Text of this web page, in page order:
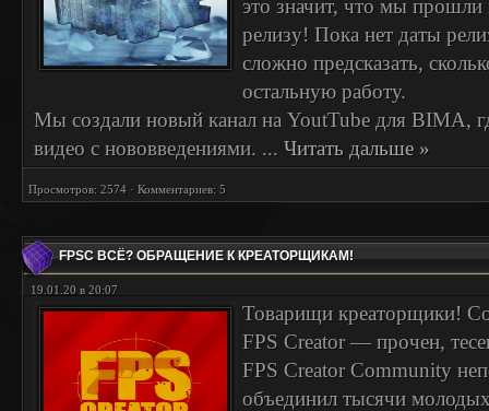
это значит, что мы
релизу! Пока нет даты
сложно предсказать,
остальную работу.
Мы создали новый канал на YoutTube для BIMA,
видео с нововведениями. ... Читать дальше »
Просмотров: 2574 · Комментариев: 5
FPSC ВСЁ? ОБРАЩЕНИЕ К КРЕАТОРЩИКАМ!
19.01.20 в 20:07
Товарищи креаторщики!
FPS Creator — прочен,
FPS Creator Community
объединил тысячи